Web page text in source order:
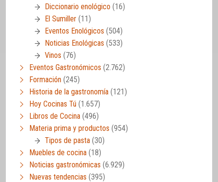
Diccionario enológico (16)
El Sumiller (11)
Eventos Enológicos (504)
Noticias Enológicas (533)
Vinos (76)
Eventos Gastronómicos (2.762)
Formación (245)
Historia de la gastronomía (121)
Hoy Cocinas Tú (1.657)
Libros de Cocina (496)
Materia prima y productos (954)
Tipos de pasta (30)
Muebles de cocina (18)
Noticias gastronómicas (6.929)
Nuevas tendencias (395)